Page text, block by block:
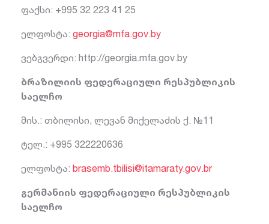
ფაქსი: +995 32 223 41 25
ელფოსტა: georgia@mfa.gov.by
ვებგვერდი: http://georgia.mfa.gov.by
ბრაზილიის ფედერაციული რესპუბლიკის
საელჩო
მის.: თბილისი, ლევან მიქელაძის ქ. №11
ტელ.: +995 322220636
ელფოსტა: brasemb.tbilisi@itamaraty.gov.br
გერმანიის ფედერაციული რესპუბლიკის
საელჩო